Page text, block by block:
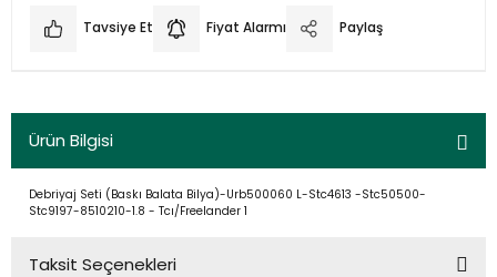
Tavsiye Et Fiyat Alarmı Paylaş
Ürün Bilgisi
Debriyaj Seti (Baskı Balata Bilya)-Urb500060 L-Stc4613 -Stc50500-
Stc9197-8510210-1.8 - Tcı/Freelander 1
Taksit Seçenekleri